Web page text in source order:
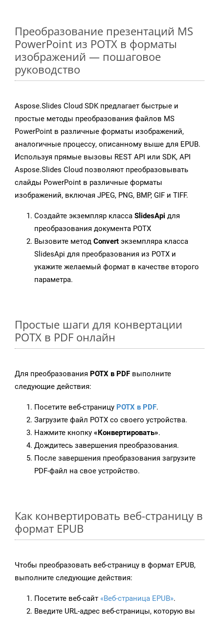
Преобразование презентаций MS
PowerPoint из POTX в форматы
изображений — пошаговое
руководство
Aspose.Slides Cloud SDK предлагает быстрые и
простые методы преобразования файлов MS
PowerPoint в различные форматы изображений,
аналогичные процессу, описанному выше для EPUB.
Используя прямые вызовы REST API или SDK, API
Aspose.Slides Cloud позволяют преобразовывать
слайды PowerPoint в различные форматы
изображений, включая JPEG, PNG, BMP, GIF и TIFF.
Создайте экземпляр класса SlidesApi для
преобразования документа POTX
Вызовите метод Convert экземпляра класса
SlidesApi для преобразования из POTX и
укажите желаемый формат в качестве второго
параметра.
Простые шаги для конвертации
POTX в PDF онлайн
Для преобразования POTX в PDF выполните
следующие действия:
Посетите веб-страницу POTX в PDF.
Загрузите файл POTX со своего устройства.
Нажмите кнопку «Конвертировать».
Дождитесь завершения преобразования.
После завершения преобразования загрузите
PDF-файл на свое устройство.
Как конвертировать веб-страницу в
формат EPUB
Чтобы преобразовать веб-страницу в формат EPUB,
выполните следующие действия:
Посетите веб-сайт «Веб-страница EPUB».
Введите URL-адрес веб-страницы, которую вы